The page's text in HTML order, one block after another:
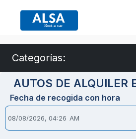
Categorías:
AUTOS DE ALQUILER
Fecha de recogida con hora